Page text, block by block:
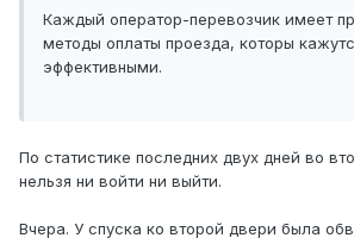
Каждый оператор-перевозчик имеет
методы оплаты проезда, которы
эффективными.
По статистике последних двух дней во
нельзя ни войти ни выйти.
Вчера. У спуска ко второй двери была